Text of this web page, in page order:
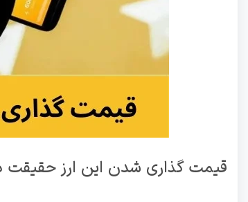
قیمت گذاری شدن این ارز حقیقت